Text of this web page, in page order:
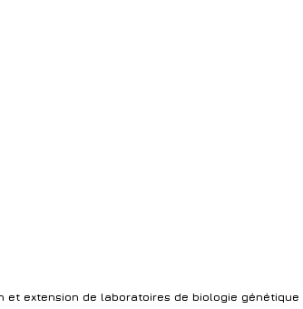
et extension de laboratoires de biologie génétique